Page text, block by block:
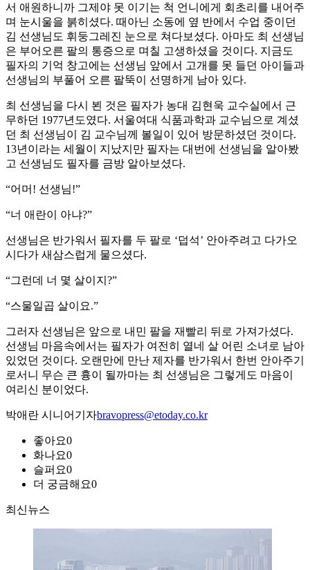
서 애원하니까 그제야 못 이기는 척 언니에게 회초리를 내어주
며 눈시울을 붉히셨다. 때아닌 소동에 옆 반에서 수업 중이던
김 선생님도 휘둥그레진 눈으로 쳐다보셨다. 아마도 최 선생님
은 부어오른 팔의 통증으로 며칠 고생하셨을 것이다. 지금도
필자의 기억 창고에는 선생님 앞에서 고개를 못 들던 아이들과
선생님의 부풀어 오른 팔뚝이 선명하게 남아 있다.
최 선생님을 다시 뵌 것은 필자가 농대 김현욱 교수실에서 근
무하던 1977년도였다. 서울여대 식품과학과 교수님으로 계셨
던 최 선생님이 김 교수님께 볼일이 있어 방문하셨던 것이다.
13년이라는 세월이 지났지만 필자는 대번에 선생님을 알아봤
고 선생님도 필자를 금방 알아보셨다.
“어머! 선생님!”
“너 애란이 아냐?”
선생님은 반가워서 필자를 두 팔로 ‘덥석’ 안아주려고 다가오
시다가 새삼스럽게 물으셨다.
“그런데 너 몇 살이지?”
“스물일곱 살이요.”
그러자 선생님은 앞으로 내민 팔을 재빨리 뒤로 가져가셨다.
선생님 마음속에서는 필자가 여전히 열네 살 어린 소녀로 남아
있었던 것이다. 오랜만에 만난 제자를 반가워서 한번 안아주기
로서니 무슨 큰 흉이 될까마는 최 선생님은 그렇게도 마음이
여리신 분이었다.
박애란 시니어기자bravopress@etoday.co.kr
좋아요0
화나요0
슬퍼요0
더 궁금해요0
최신뉴스